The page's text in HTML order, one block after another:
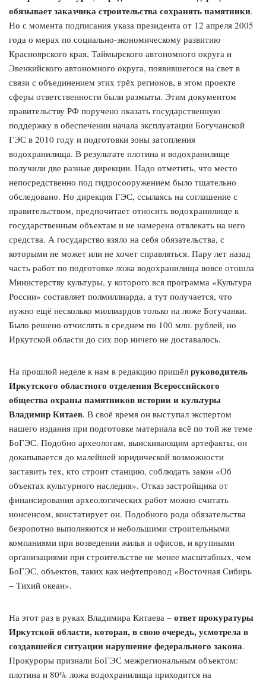
обязывает заказчика строительства сохранять памятники.
Но с момента подписания указа президента от 12 апреля 2005
года о мерах по социально-экономическому развитию
Красноярского края, Таймырского автономного округа и
Эвенкийского автономного округа, появившегося на свет в
связи с объединением этих трёх регионов, в этом проекте
сферы ответственности были размыты. Этим документом
правительству РФ поручено оказать государственную
поддержку в обеспечении начала эксплуатации Богучанской
ГЭС в 2010 году и подготовки зоны затопления
водохранилища. В результате плотина и водохранилище
получили две разные дирекции. Надо отметить, что место
непосредственно под гидросооружением было тщательно
обследовано. Но дирекция ГЭС, ссылаясь на соглашение с
правительством, предпочитает относить водохранилище к
государственным объектам и не намерена отвлекать на него
средства. А государство взяло на себя обязательства, с
которыми не может или не хочет справляться. Пару лет назад
часть работ по подготовке ложа водохранилища вовсе отошла
Министерству культуры, у которого вся программа «Культура
России» составляет полмиллиарда, а тут получается, что
нужно ещё несколько миллиардов только на ложе Богучанки.
Было решено отчислять в среднем по 100 млн. рублей, но
Иркутской области до сих пор ничего не доставалось.
На прошлой неделе к нам в редакцию пришёл руководитель
Иркутского областного отделения Всероссийского
общества охраны памятников истории и культуры
Владимир Китаев. В своё время он выступал экспертом
нашего издания при подготовке материала всё по той же теме
БоГЭС. Подобно археологам, выискивающим артефакты, он
докапывается до малейшей юридической возможности
заставить тех, кто строит станцию, соблюдать закон «Об
объектах культурного наследия». Отказ застройщика от
финансирования археологических работ можно считать
нонсенсом, констатирует он. Подобного рода обязательства
безропотно выполняются и небольшими строительными
компаниями при возведении жилья и офисов, и крупными
организациями при строительстве не менее масштабных, чем
БоГЭС, объектов, таких как нефтепровод «Восточная Сибирь
– Тихий океан».
На этот раз в руках Владимира Китаева – ответ прокуратуры
Иркутской области, которая, в свою очередь, усмотрела в
создавшейся ситуации нарушение федерального закона.
Прокуроры признали БоГЭС межрегиональным объектом:
плотина и 80% ложа водохранилища приходится на